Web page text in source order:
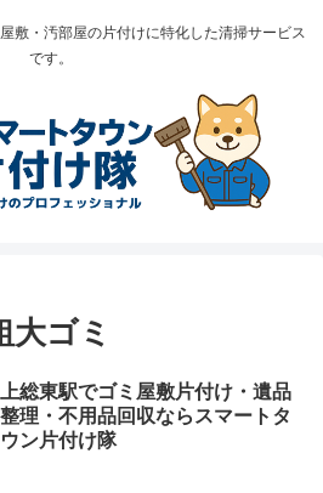
敷・汚部屋の片付けに特化した清掃サービス
です。
大ゴミ
上総東駅でゴミ屋敷片付け・遺品
整理・不用品回収ならスマートタ
ウン片付け隊